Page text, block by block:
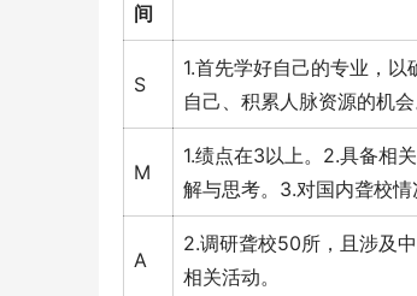
间
S
1.首先学好自己的专业，
自己、积累人脉资源的机
M
1.绩点在3以上。2.具备相
解与思考。3.对国内聋校
A
2.调研聋校50所，且涉及
相关活动。